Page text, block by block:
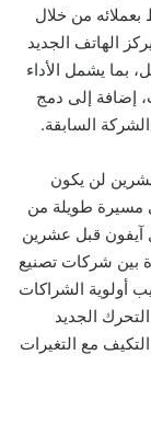
من خلال
الهاتف الجديد
بما يشمل الأداء
إضافة إلى دمج
السابقة.
لن يكون
مسيرة طويلة من
آيفون قبل عشرين
بين شركات تصنيع
أولوية الشراكات
الجديد
مع التغيرات